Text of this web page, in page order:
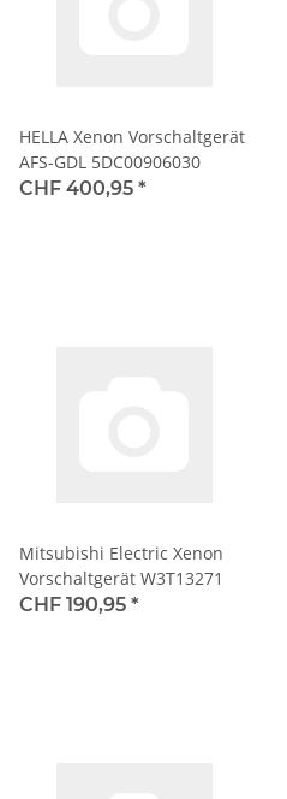
HELLA Xenon Vorschaltgerät
AFS-GDL 5DC00906030
CHF 400,95 *
Mitsubishi Electric Xenon
Vorschaltgerät W3T13271
CHF 190,95 *